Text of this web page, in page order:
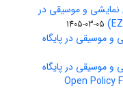
نمایشی و موسیقی در
1405-03-05
و موسیقی در پایگاه
و موسیقی در پایگاه